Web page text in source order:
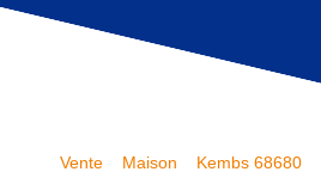
Vente Maison Kembs 68680